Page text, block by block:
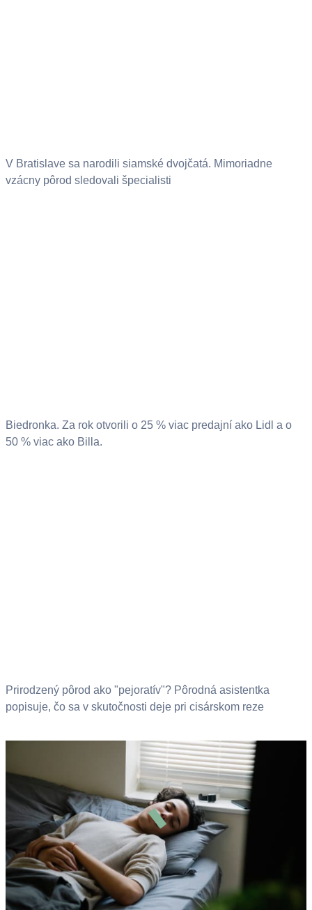
V Bratislave sa narodili siamské dvojčatá. Mimoriadne
vzácny pôrod sledovali špecialisti
Biedronka. Za rok otvorili o 25 % viac predajní ako Lidl a o
50 % viac ako Billa.
Prirodzený pôrod ako "pejoratív"? Pôrodná asistentka
popisuje, čo sa v skutočnosti deje pri cisárskom reze